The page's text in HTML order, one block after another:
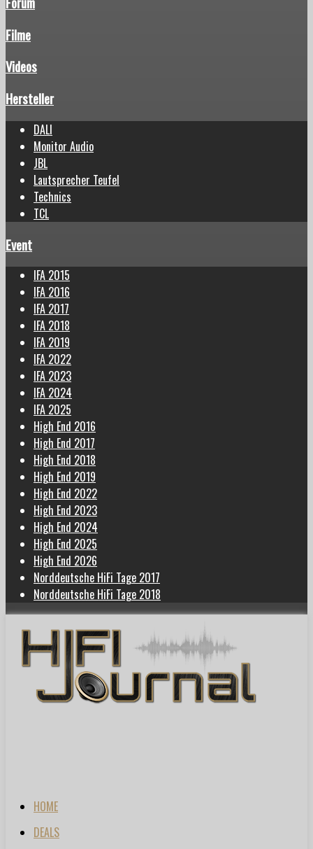
Filme
Videos
Hersteller
DALI
Monitor Audio
JBL
Lautsprecher Teufel
Technics
TCL
Event
IFA 2015
IFA 2016
IFA 2017
IFA 2018
IFA 2019
IFA 2022
IFA 2023
IFA 2024
IFA 2025
High End 2016
High End 2017
High End 2018
High End 2019
High End 2022
High End 2023
High End 2024
High End 2025
High End 2026
Norddeutsche HiFi Tage 2017
Norddeutsche HiFi Tage 2018
HOME
DEALS